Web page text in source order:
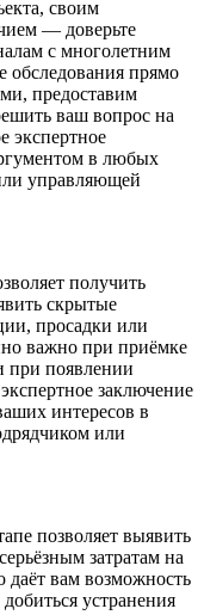
своим
— доверьте
с многолетним
обследования прямо
предоставим
ваш вопрос на
экспертное
в любых
управляющей
получить
скрытые
просадки или
важно при приёмке
при появлении
заключение
интересов в
или
позволяет выявить
затратам на
вам возможность
устранения